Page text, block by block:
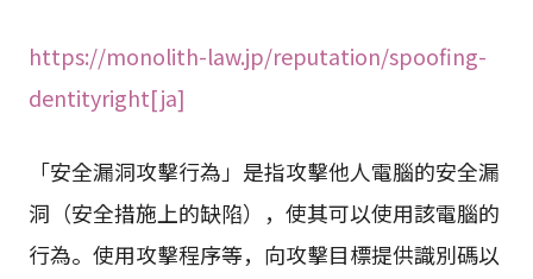
https://monolith-law.jp/reputation/spoofing-
dentityright[ja]
「安全漏洞攻擊行為」是指攻擊他人電腦的安全漏
洞（安全措施上的缺陷），使其可以使用該電腦的
行為。使用攻擊程序等，向攻擊目標提供識別碼以